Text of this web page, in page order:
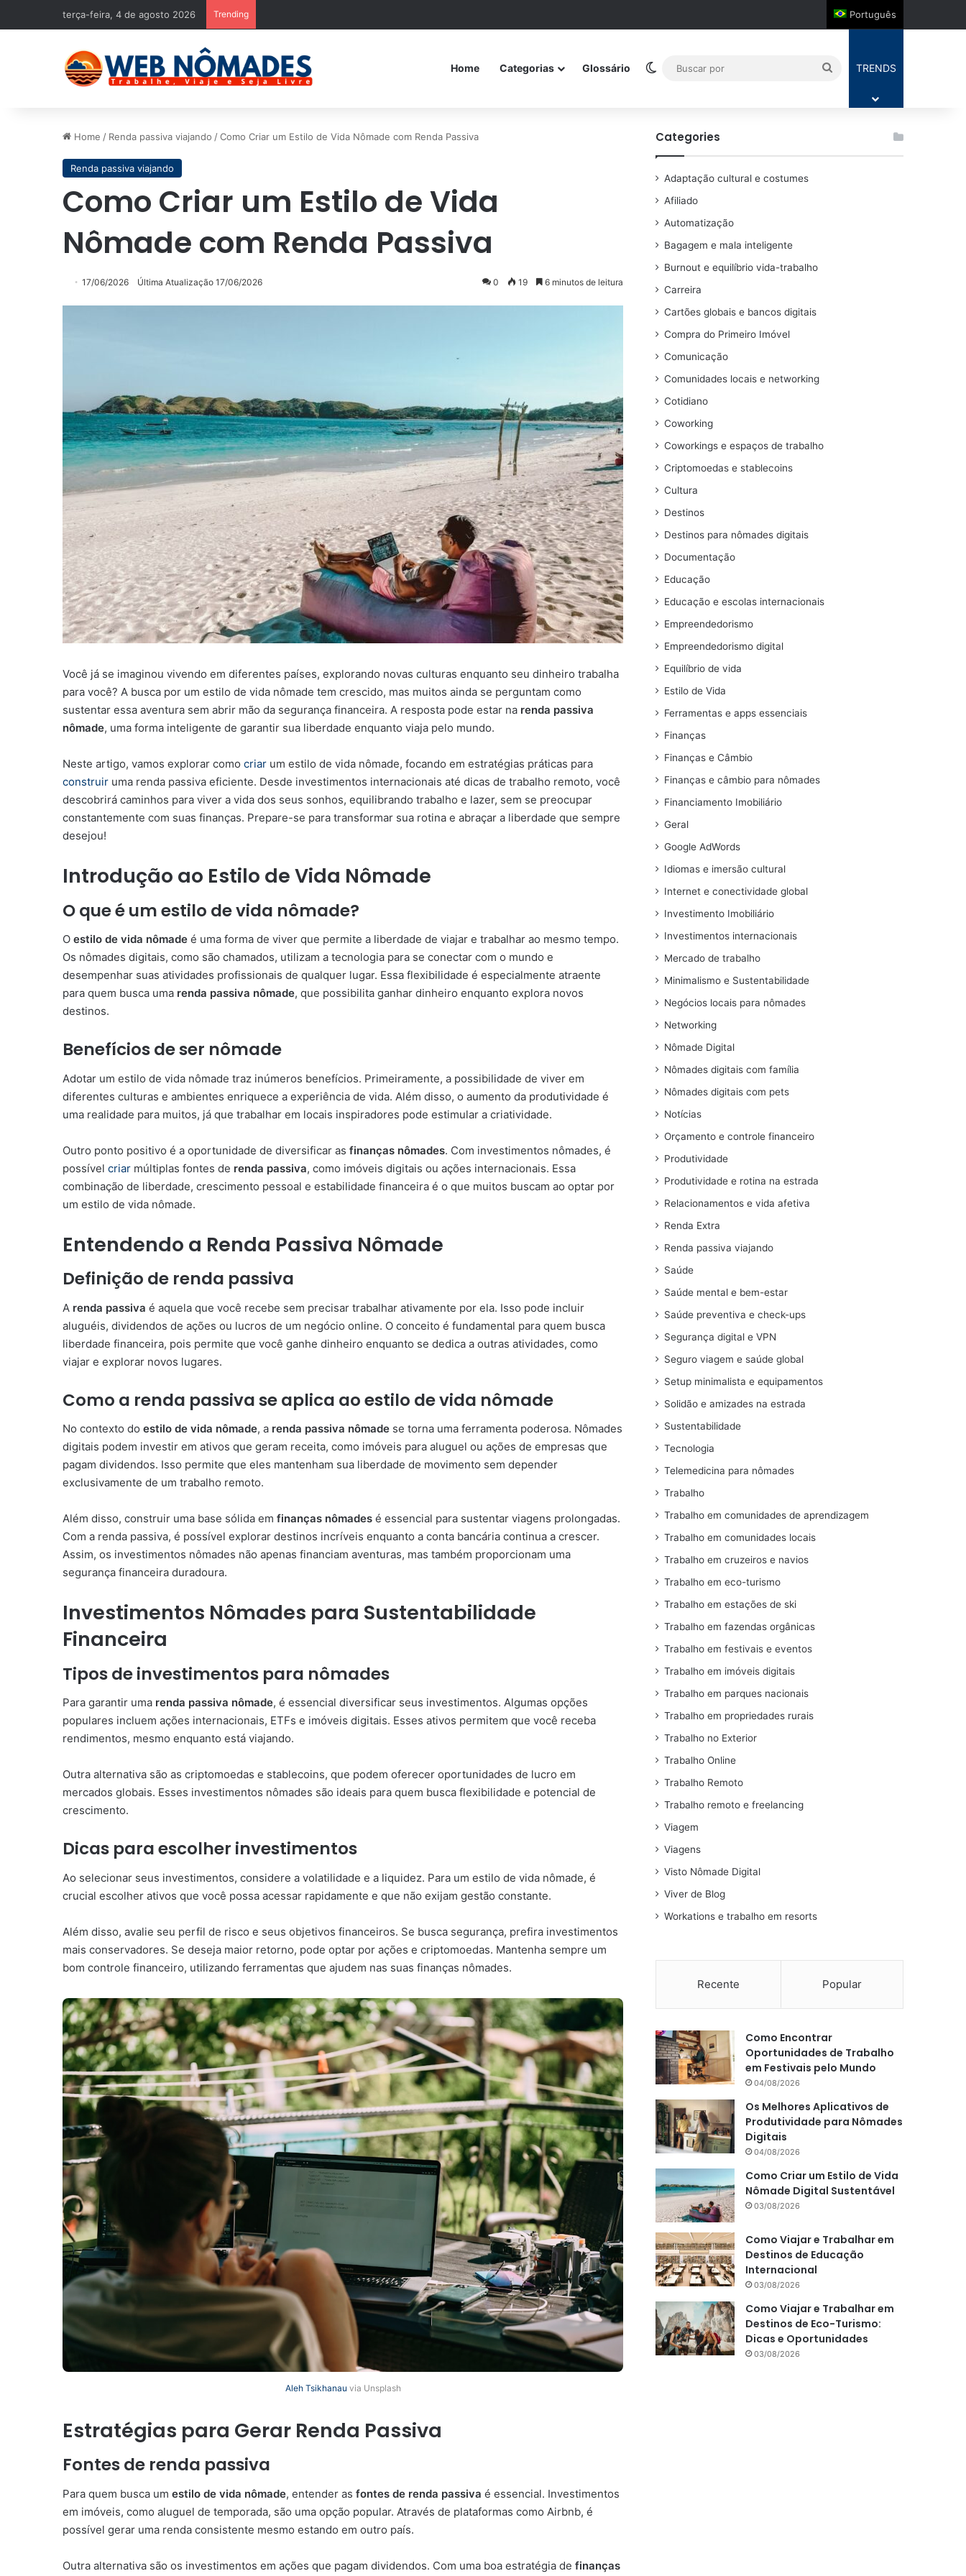
terça-feira, 4 de agosto 2026 Trending Português
Home Categorias Glossário Switch skin
BuscarTRENDS
Home / Renda passiva viajando /Como Criar um Estilo de Vida Nômade com Renda Passiva
Renda passiva viajando
Como Criar um Estilo de Vida
Nômade com Renda Passiva
17/06/2026 Última Atualização 17/06/2026 0 19 6 minutos de leitura
Você já se imaginou vivendo em diferentes países, explorando novas culturas enquanto seu dinheiro trabalha
para você? A busca por um estilo de vida nômade tem crescido, mas muitos ainda se perguntam como
sustentar essa aventura sem abrir mão da segurança financeira. A resposta pode estar na renda passiva
nômade, uma forma inteligente de garantir sua liberdade enquanto viaja pelo mundo.
Neste artigo, vamos explorar como criar um estilo de vida nômade, focando em estratégias práticas para
construir uma renda passiva eficiente. Desde investimentos internacionais até dicas de trabalho remoto, você
descobrirá caminhos para viver a vida dos seus sonhos, equilibrando trabalho e lazer, sem se preocupar
constantemente com suas finanças. Prepare-se para transformar sua rotina e abraçar a liberdade que sempre
desejou!
Introdução ao Estilo de Vida Nômade
O que é um estilo de vida nômade?
O estilo de vida nômade é uma forma de viver que permite a liberdade de viajar e trabalhar ao mesmo tempo.
Os nômades digitais, como são chamados, utilizam a tecnologia para se conectar com o mundo e
desempenhar suas atividades profissionais de qualquer lugar. Essa flexibilidade é especialmente atraente
para quem busca uma renda passiva nômade, que possibilita ganhar dinheiro enquanto explora novos
destinos.
Benefícios de ser nômade
Adotar um estilo de vida nômade traz inúmeros benefícios. Primeiramente, a possibilidade de viver em
diferentes culturas e ambientes enriquece a experiência de vida. Além disso, o aumento da produtividade é
uma realidade para muitos, já que trabalhar em locais inspiradores pode estimular a criatividade.
Outro ponto positivo é a oportunidade de diversificar as finanças nômades. Com investimentos nômades, é
possível criar múltiplas fontes de renda passiva, como imóveis digitais ou ações internacionais. Essa
combinação de liberdade, crescimento pessoal e estabilidade financeira é o que muitos buscam ao optar por
um estilo de vida nômade.
Entendendo a Renda Passiva Nômade
Definição de renda passiva
A renda passiva é aquela que você recebe sem precisar trabalhar ativamente por ela. Isso pode incluir
aluguéis, dividendos de ações ou lucros de um negócio online. O conceito é fundamental para quem busca
liberdade financeira, pois permite que você ganhe dinheiro enquanto se dedica a outras atividades, como
viajar e explorar novos lugares.
Como a renda passiva se aplica ao estilo de vida nômade
No contexto do estilo de vida nômade, a renda passiva nômade se torna uma ferramenta poderosa. Nômades
digitais podem investir em ativos que geram receita, como imóveis para aluguel ou ações de empresas que
pagam dividendos. Isso permite que eles mantenham sua liberdade de movimento sem depender
exclusivamente de um trabalho remoto.
Além disso, construir uma base sólida em finanças nômades é essencial para sustentar viagens prolongadas.
Com a renda passiva, é possível explorar destinos incríveis enquanto a conta bancária continua a crescer.
Assim, os investimentos nômades não apenas financiam aventuras, mas também proporcionam uma
segurança financeira duradoura.
Investimentos Nômades para Sustentabilidade
Financeira
Tipos de investimentos para nômades
Para garantir uma renda passiva nômade, é essencial diversificar seus investimentos. Algumas opções
populares incluem ações internacionais, ETFs e imóveis digitais. Esses ativos permitem que você receba
rendimentos, mesmo enquanto está viajando.
Outra alternativa são as criptomoedas e stablecoins, que podem oferecer oportunidades de lucro em
mercados globais. Esses investimentos nômades são ideais para quem busca flexibilidade e potencial de
crescimento.
Dicas para escolher investimentos
Ao selecionar seus investimentos, considere a volatilidade e a liquidez. Para um estilo de vida nômade, é
crucial escolher ativos que você possa acessar rapidamente e que não exijam gestão constante.
Além disso, avalie seu perfil de risco e seus objetivos financeiros. Se busca segurança, prefira investimentos
mais conservadores. Se deseja maior retorno, pode optar por ações e criptomoedas. Mantenha sempre um
bom controle financeiro, utilizando ferramentas que ajudem nas suas finanças nômades.
Aleh Tsikhanau via Unsplash
Estratégias para Gerar Renda Passiva
Fontes de renda passiva
Para quem busca um estilo de vida nômade, entender as fontes de renda passiva é essencial. Investimentos
em imóveis, como aluguel de temporada, são uma opção popular. Através de plataformas como Airbnb, é
possível gerar uma renda consistente mesmo estando em outro país.
Outra alternativa são os investimentos em ações que pagam dividendos. Com uma boa estratégia de finanças
Categories
Adaptação cultural e costumes
Afiliado
Automatização
Bagagem e mala inteligente
Burnout e equilíbrio vida-trabalho
Carreira
Cartões globais e bancos digitais
Compra do Primeiro Imóvel
Comunicação
Comunidades locais e networking
Cotidiano
Coworking
Coworkings e espaços de trabalho
Criptomoedas e stablecoins
Cultura
Destinos
Destinos para nômades digitais
Documentação
Educação
Educação e escolas internacionais
Empreendedorismo
Empreendedorismo digital
Equilíbrio de vida
Estilo de Vida
Ferramentas e apps essenciais
Finanças
Finanças e Câmbio
Finanças e câmbio para nômades
Financiamento Imobiliário
Geral
Google AdWords
Idiomas e imersão cultural
Internet e conectividade global
Investimento Imobiliário
Investimentos internacionais
Mercado de trabalho
Minimalismo e Sustentabilidade
Negócios locais para nômades
Networking
Nômade Digital
Nômades digitais com família
Nômades digitais com pets
Notícias
Orçamento e controle financeiro
Produtividade
Produtividade e rotina na estrada
Relacionamentos e vida afetiva
Renda Extra
Renda passiva viajando
Saúde
Saúde mental e bem-estar
Saúde preventiva e check-ups
Segurança digital e VPN
Seguro viagem e saúde global
Setup minimalista e equipamentos
Solidão e amizades na estrada
Sustentabilidade
Tecnologia
Telemedicina para nômades
Trabalho
Trabalho em comunidades de aprendizagem
Trabalho em comunidades locais
Trabalho em cruzeiros e navios
Trabalho em eco-turismo
Trabalho em estações de ski
Trabalho em fazendas orgânicas
Trabalho em festivais e eventos
Trabalho em imóveis digitais
Trabalho em parques nacionais
Trabalho em propriedades rurais
Trabalho no Exterior
Trabalho Online
Trabalho Remoto
Trabalho remoto e freelancing
Viagem
Viagens
Visto Nômade Digital
Viver de Blog
Workations e trabalho em resorts
Recente Popular
Como Encontrar
Oportunidades de Trabalho
em Festivais pelo Mundo
04/08/2026
Os Melhores Aplicativos de
Produtividade para Nômades
Digitais
04/08/2026
Como Criar um Estilo de Vida
Nômade Digital Sustentável
03/08/2026
Como Viajar e Trabalhar em
Destinos de Educação
Internacional
03/08/2026
Como Viajar e Trabalhar em
Destinos de Eco-Turismo:
Dicas e Oportunidades
03/08/2026